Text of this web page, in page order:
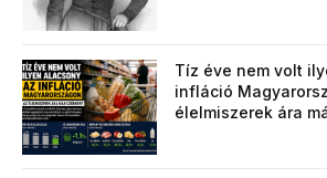
Tíz éve nem volt
infláció
élelmiszerek ára